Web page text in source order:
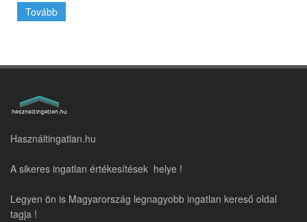
Tovább
Használtingatlan.hu
A sikeres ingatlan értékesítések helye !
Legyen ön is Magyarország legnagyobb ingatlan kereső oldal
tagja !